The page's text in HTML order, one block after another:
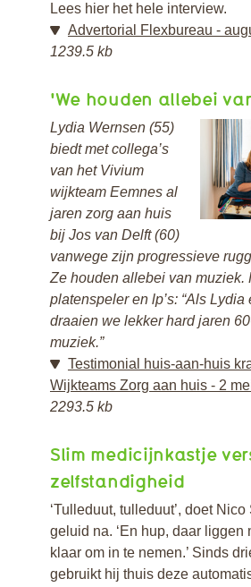
Lees hier het hele interview.
Advertorial Flexbureau -
1239.5 kb
'We houden allebei
Lydia Wernsen (55)
biedt met collega’s
van het Vivium
wijkteam Eemnes al
jaren zorg aan huis
bij Jos van Delft (60)
vanwege zijn progressieve
Ze houden allebei van muziek.
platenspeler en lp’s: “Als Lydia
draaien we lekker hard jaren
muziek.”
Testimonial huis-aan-huis
Wijkteams Zorg aan huis - 2
2293.5 kb
Slim medicijnkastje
zelfstandigheid
‘Tulleduut, tulleduut’, doet
geluid na. ‘En hup, daar liggen
klaar om in te nemen.’ Sinds
gebruikt hij thuis deze